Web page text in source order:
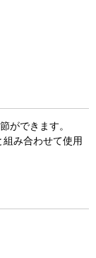
ができます。
み合わせて使用